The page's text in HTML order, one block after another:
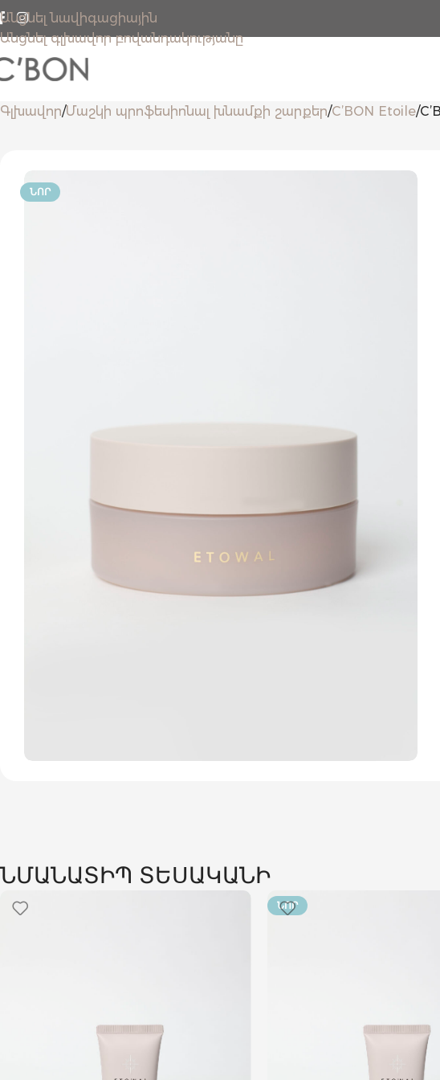
Անցնել նավիգացիային
Անցնել գլխավոր բովանդակությանը
Գլխավոր Մաշկի պրոֆեսիոնալ խնամքի շարքեր C’BON Etoile
ՆՈՐ
ՆՄԱՆԱՏԻՊ ՏԵՍԱԿԱՆԻ
ՆՈՐ